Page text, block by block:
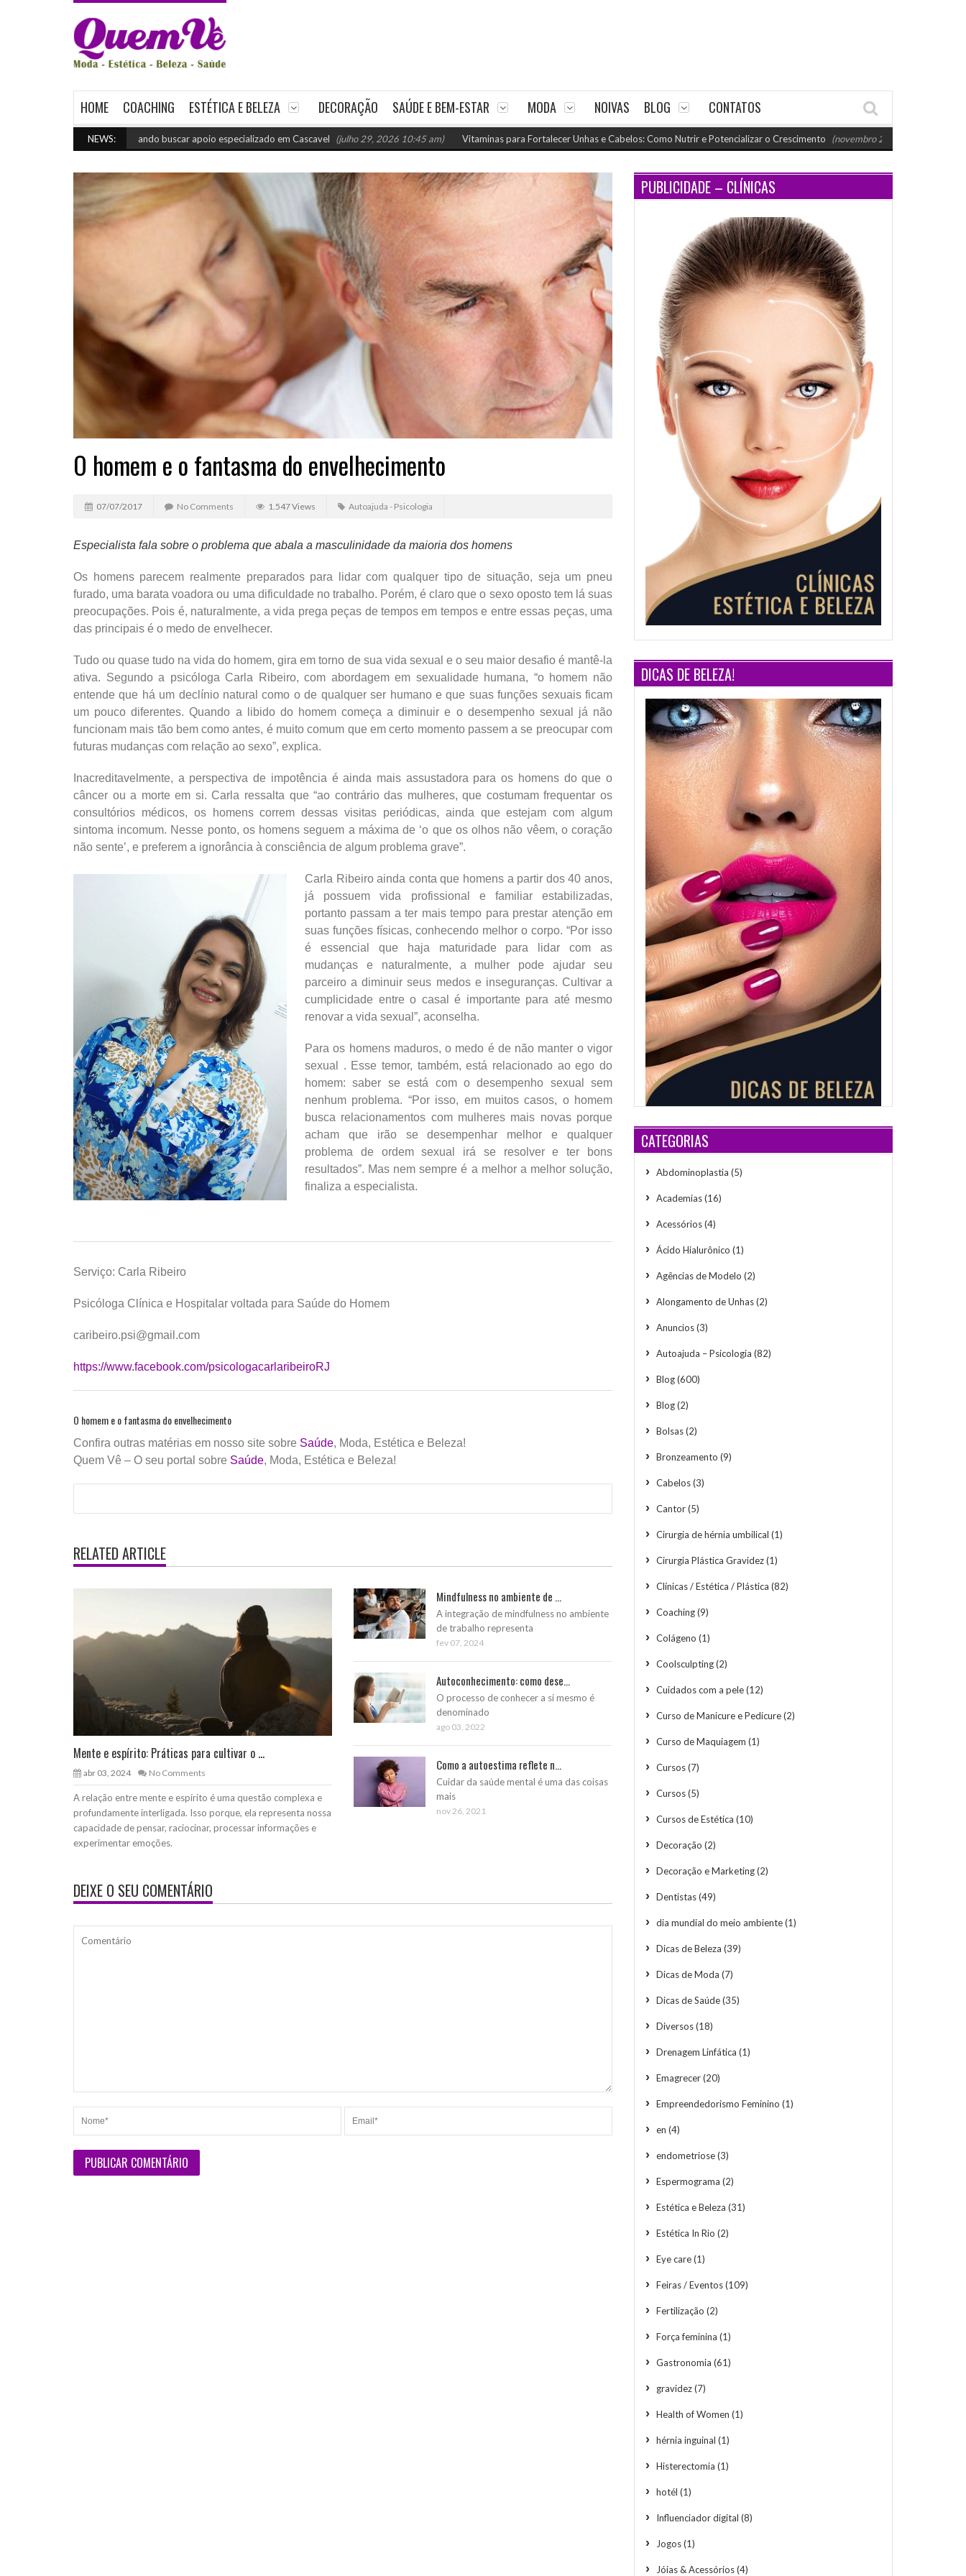
HOME COACHING ESTÉTICA E BELEZA DECORAÇÃO SAÚDE E BEM-ESTAR MODA NOIVAS BLOG CONTATOS
NEWS:
Quando buscar apoio especializado em Cascavel (julho 29, 2026 10:45 am) Vitaminas para Fortalecer Unhas e Cabelos: Como Nutrir e Potencializar o Crescimento (novembro 26, 2024 11:18 am)
O homem e o fantasma do envelhecimento
07/07/2017 No Comments 1.547 Views Autoajuda - Psicologia
Especialista fala sobre o problema que abala a masculinidade da maioria dos homens
Os homens parecem realmente preparados para lidar com qualquer tipo de situação, seja um pneu
furado, uma barata voadora ou uma dificuldade no trabalho. Porém, é claro que o sexo oposto tem lá suas
preocupações. Pois é, naturalmente, a vida prega peças de tempos em tempos e entre essas peças, uma
das principais é o medo de envelhecer.
Tudo ou quase tudo na vida do homem, gira em torno de sua vida sexual e o seu maior desafio é mantê-la
ativa. Segundo a psicóloga Carla Ribeiro, com abordagem em sexualidade humana, “o homem não
entende que há um declínio natural como o de qualquer ser humano e que suas funções sexuais ficam
um pouco diferentes. Quando a libido do homem começa a diminuir e o desempenho sexual já não
funcionam mais tão bem como antes, é muito comum que em certo momento passem a se preocupar com
futuras mudanças com relação ao sexo”, explica.
Inacreditavelmente, a perspectiva de impotência é ainda mais assustadora para os homens do que o
câncer ou a morte em si. Carla ressalta que “ao contrário das mulheres, que costumam frequentar os
consultórios médicos, os homens correm dessas visitas periódicas, ainda que estejam com algum
sintoma incomum. Nesse ponto, os homens seguem a máxima de ‘o que os olhos não vêem, o coração
não sente’, e preferem a ignorância à consciência de algum problema grave”.
Carla Ribeiro ainda conta que homens a partir dos 40 anos,
já possuem vida profissional e familiar estabilizadas,
portanto passam a ter mais tempo para prestar atenção em
suas funções físicas, conhecendo melhor o corpo. “Por isso
é essencial que haja maturidade para lidar com as
mudanças e naturalmente, a mulher pode ajudar seu
parceiro a diminuir seus medos e inseguranças. Cultivar a
cumplicidade entre o casal é importante para até mesmo
renovar a vida sexual”, aconselha.
Para os homens maduros, o medo é de não manter o vigor
sexual . Esse temor, também, está relacionado ao ego do
homem: saber se está com o desempenho sexual sem
nenhum problema. “Por isso, em muitos casos, o homem
busca relacionamentos com mulheres mais novas porque
acham que irão se desempenhar melhor e qualquer
problema de ordem sexual irá se resolver e ter bons
resultados”. Mas nem sempre é a melhor a melhor solução,
finaliza a especialista.
Serviço: Carla Ribeiro
Psicóloga Clínica e Hospitalar voltada para Saúde do Homem
caribeiro.psi@gmail.com
https://www.facebook.com/psicologacarlaribeiroRJ
O homem e o fantasma do envelhecimento
Confira outras matérias em nosso site sobre Saúde, Moda, Estética e Beleza!
Quem Vê – O seu portal sobre Saúde, Moda, Estética e Beleza!
RELATED ARTICLE
Mente e espírito: Práticas para cultivar o ...
abr 03, 2024 No Comments
A relação entre mente e espírito é uma questão complexa e
profundamente interligada. Isso porque, ela representa nossa
capacidade de pensar, raciocinar, processar informações e
experimentar emoções.
Mindfulness no ambiente de ...
A integração de mindfulness no ambiente
de trabalho representa
fev 07, 2024
Autoconhecimento: como dese...
O processo de conhecer a si mesmo é
denominado
ago 03, 2022
Como a autoestima reflete n...
Cuidar da saúde mental é uma das coisas
mais
nov 26, 2021
DEIXE O SEU COMENTÁRIO
PUBLICIDADE – CLÍNICAS
DICAS DE BELEZA!
CATEGORIAS
Abdominoplastia (5)
Academias(16)
Acessórios(4)
Ácido Hialurônico (1)
Agências de Modelo (2)
Alongamento de Unhas(2)
Anuncios(3)
Autoajuda – Psicologia (82)
Blog(600)
Blog(2)
Bolsas(2)
Bronzeamento (9)
Cabelos(3)
Cantor(5)
Cirurgia de hérnia umbilical (1)
Cirurgia Plástica Gravidez(1)
Clínicas / Estética / Plástica (82)
Coaching(9)
Colágeno (1)
Coolsculpting(2)
Cuidados com a pele(12)
Curso de Manicure e Pedicure(2)
Curso de Maquiagem (1)
Cursos(7)
Cursos(5)
Cursos de Estética (10)
Decoração (2)
Decoração e Marketing(2)
Dentistas(49)
dia mundial do meio ambiente(1)
Dicas de Beleza (39)
Dicas de Moda (7)
Dicas de Saúde(35)
Diversos(18)
Drenagem Linfática (1)
Emagrecer(20)
Empreendedorismo Feminino (1)
en (4)
endometriose(3)
Espermograma (2)
Estética e Beleza (31)
Estética In Rio (2)
Eye care(1)
Feiras / Eventos(109)
Fertilização (2)
Força feminina (1)
Gastronomia (61)
gravidez(7)
Health of Women (1)
hérnia inguinal (1)
Histerectomia (1)
hotél (1)
Influenciador digital (8)
Jogos(1)
Jóias & Acessórios(4)